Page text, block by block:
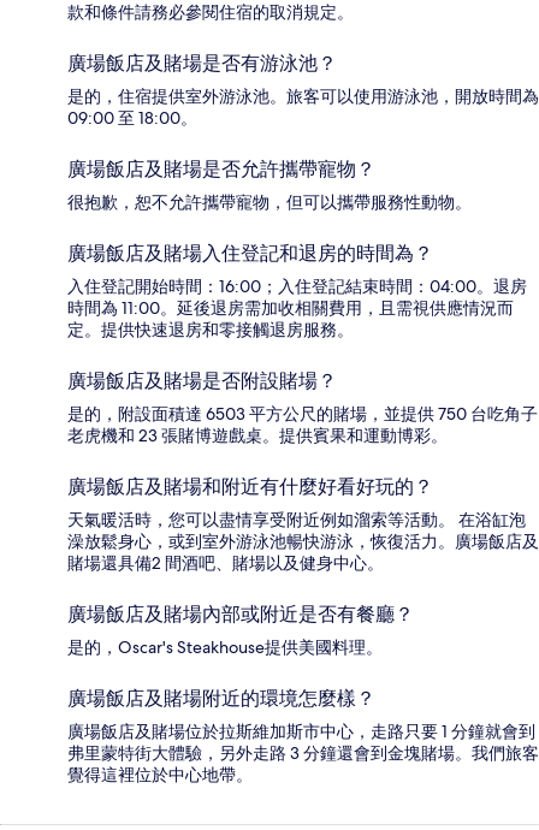
款和條件請務必參閱住宿的取消規定。
廣場飯店及賭場是否有游泳池？
是的，住宿提供室外游泳池。旅客可以使用游泳池，開放時間為
09:00 至 18:00。
廣場飯店及賭場是否允許攜帶寵物？
很抱歉，恕不允許攜帶寵物，但可以攜帶服務性動物。
廣場飯店及賭場入住登記和退房的時間為？
入住登記開始時間：16:00；入住登記結束時間：04:00。退房
時間為 11:00。延後退房需加收相關費用，且需視供應情況而
定。提供快速退房和零接觸退房服務。
廣場飯店及賭場是否附設賭場？
是的，附設面積達 6503 平方公尺的賭場，並提供 750 台吃角子
老虎機和 23 張賭博遊戲桌。提供賓果和運動博彩。
廣場飯店及賭場和附近有什麼好看好玩的？
天氣暖活時，您可以盡情享受附近例如溜索等活動。 在浴缸泡
澡放鬆身心，或到室外游泳池暢快游泳，恢復活力。廣場飯店及
賭場還具備2 間酒吧、賭場以及健身中心。
廣場飯店及賭場內部或附近是否有餐廳？
是的，Oscar's Steakhouse提供美國料理。
廣場飯店及賭場附近的環境怎麼樣？
廣場飯店及賭場位於拉斯維加斯市中心，走路只要 1 分鐘就會到
弗里蒙特街大體驗，另外走路 3 分鐘還會到金塊賭場。我們旅客
覺得這裡位於中心地帶。